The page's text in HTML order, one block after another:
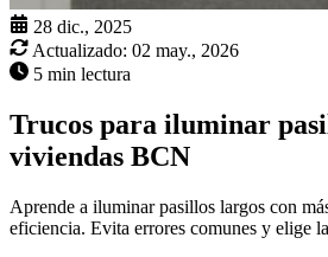
28 dic., 2025
Actualizado: 02 may., 2026
5 min lectura
Trucos para iluminar
viviendas BCN
Aprende a iluminar pasillos largos con
eficiencia. Evita errores comunes y elige